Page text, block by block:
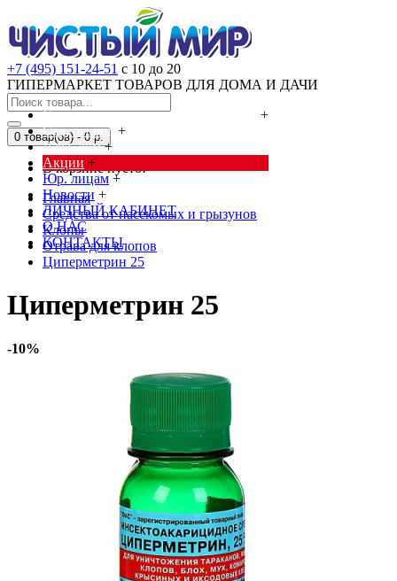
+7 (495) 151-24-51 с 10 до 20
ГИПЕРМАРКЕТ ТОВАРОВ ДЛЯ ДОМА И ДАЧИ
Cредства от насекомых и грызунов
+
Сад, огород +
Дача, дом +
Акции +
Юр. лицам +
Новости +
ЛИЧНЫЙ КАБИНЕТ
О НАС
КОНТАКТЫ
0 товар(ов) - 0 р.
В корзине пусто!
Главная
Cредства от насекомых и грызунов
Клопы
Отрава для клопов
Циперметрин 25
Циперметрин 25
-10%